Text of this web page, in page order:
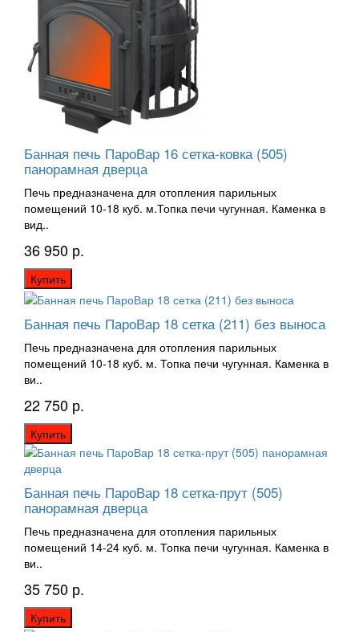
Банная печь ПароВар 16 сетка-ковка (505)
панорамная дверца
Печь предназначена для отопления парильных
помещений 10-18 куб. м.Топка печи чугунная. Каменка в
вид..
36 950 р.
Купить
Банная печь ПароВар 18 сетка (211) без выноса
Печь предназначена для отопления парильных
помещений 10-18 куб. м. Топка печи чугунная. Каменка в
ви..
22 750 р.
Купить
Банная печь ПароВар 18 сетка-прут (505)
панорамная дверца
Печь предназначена для отопления парильных
помещений 14-24 куб. м. Топка печи чугунная. Каменка в
ви..
35 750 р.
Купить